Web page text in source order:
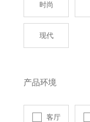
时尚
现代
产品环境
客厅